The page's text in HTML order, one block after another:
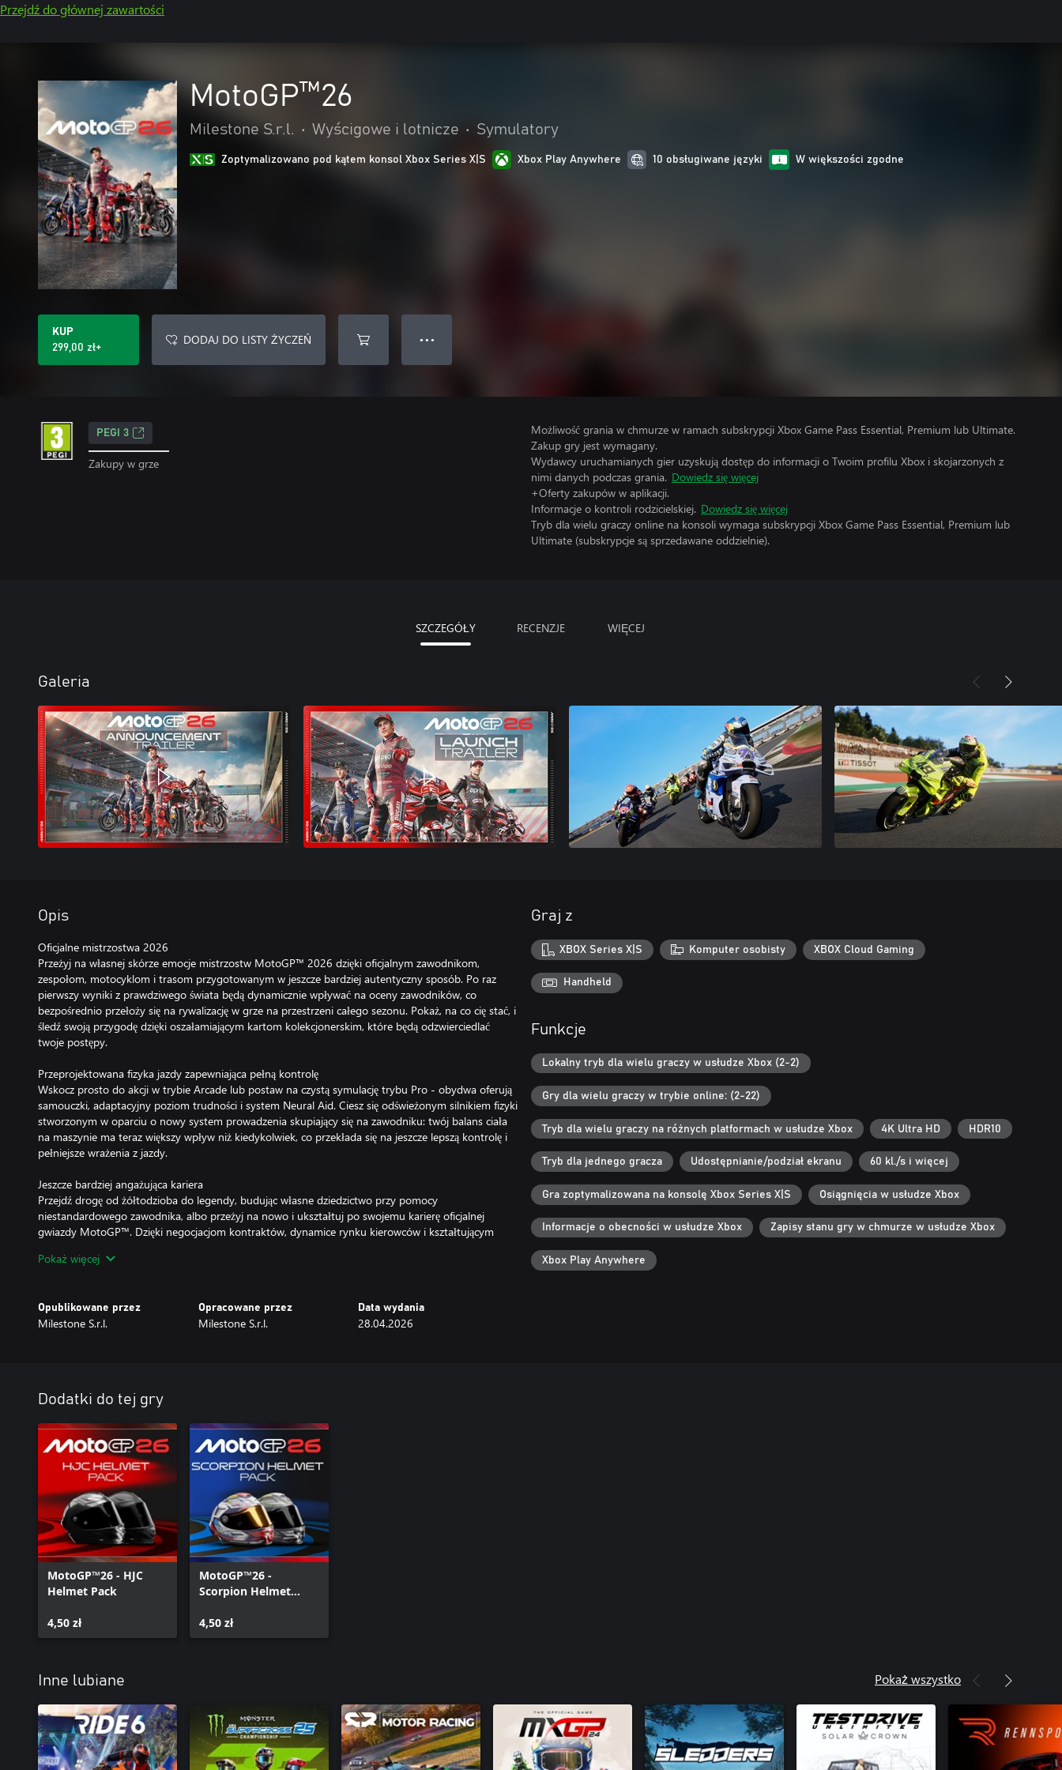
Przejdź do głównej zawartości
MotoGP™26
Milestone S.r.l. • Wyścigowe i lotnicze • Symulatory
Zoptymalizowano pod kątem konsol Xbox Series X|S Xbox Play Anywhere 10 obsługiwane języki W większości zgodne
KUP
299,00 zł+
DODAJ DO LISTY ŻYCZEŃ ● ● ●
PEGI 3
Zakupy w grze
Możliwość grania w chmurze w ramach subskrypcji Xbox Game Pass Essential, Premium lub Ultimate.
Zakup gry jest wymagany.
Wydawcy uruchamianych gier uzyskują dostęp do informacji o Twoim profilu Xbox i skojarzonych z
nimi danych podczas grania. Dowiedz się więcej
+Oferty zakupów w aplikacji.
Informacje o kontroli rodzicielskiej. Dowiedz się więcej
Tryb dla wielu graczy online na konsoli wymaga subskrypcji Xbox Game Pass Essential, Premium lub
Ultimate (subskrypcje są sprzedawane oddzielnie).
SZCZEGÓŁY RECENZJE WIĘCEJ
Galeria
Opis
Oficjalne mistrzostwa 2026
Przeżyj na własnej skórze emocje mistrzostw MotoGP™ 2026 dzięki oficjalnym zawodnikom,
zespołom, motocyklom i trasom przygotowanym w jeszcze bardziej autentyczny sposób. Po raz
pierwszy wyniki z prawdziwego świata będą dynamicznie wpływać na oceny zawodników, co
bezpośrednio przełoży się na rywalizację w grze na przestrzeni całego sezonu. Pokaż, na co cię stać, i
śledź swoją przygodę dzięki oszałamiającym kartom kolekcjonerskim, które będą odzwierciedlać
twoje postępy.
Przeprojektowana fizyka jazdy zapewniająca pełną kontrolę
Wskocz prosto do akcji w trybie Arcade lub postaw na czystą symulację trybu Pro - obydwa oferują
samouczki, adaptacyjny poziom trudności i system Neural Aid. Ciesz się odświeżonym silnikiem fizyki
stworzonym w oparciu o nowy system prowadzenia skupiający się na zawodniku: twój balans ciała
na maszynie ma teraz większy wpływ niż kiedykolwiek, co przekłada się na jeszcze lepszą kontrolę i
pełniejsze wrażenia z jazdy.
Jeszcze bardziej angażująca kariera
Przejdź drogę od żółtodzioba do legendy, budując własne dziedzictwo przy pomocy
niestandardowego zawodnika, albo przeżyj na nowo i ukształtuj po swojemu karierę oficjalnej
gwiazdy MotoGP™. Dzięki negocjacjom kontraktów, dynamice rynku kierowców i kształtującym
powiesz w mediach, będzie miało wpływ na nadchodzące wyzwania, a współpraca z poszczególnymi
Ćwicz i eksperymentuj
Czas na wspólną jazdę
Rywalizuj online w pełnej rozgrywce międzyplatformowej* i ścigaj się nawet z 21 innymi
zawodnikami w nowych poczekalniach online. Personalizuj swój wygląd dzięki zaawansowanym
edytorom graficznym i dziel się swoimi dziełami!
*Z wyjątkiem platformy Nintendo.
Pokaż więcej
Opublikowane przez
Milestone S.r.l.
Opracowane przez
Milestone S.r.l.
Data wydania
28.04.2026
Graj z
XBOX Series X|S Komputer osobisty XBOX Cloud Gaming
Handheld
Funkcje
Lokalny tryb dla wielu graczy w usłudze Xbox (2-2)
Gry dla wielu graczy w trybie online: (2-22)
Tryb dla wielu graczy na różnych platformach w usłudze Xbox 4K Ultra HD HDR10
Tryb dla jednego gracza Udostępnianie/podział ekranu 60 kl./s i więcej
Gra zoptymalizowana na konsolę Xbox Series X|S Osiągnięcia w usłudze Xbox
Informacje o obecności w usłudze Xbox Zapisy stanu gry w chmurze w usłudze Xbox
Xbox Play Anywhere
Dodatki do tej gry
MotoGP™26 - HJC
Helmet Pack
4,50 zł
MotoGP™26 -
Scorpion Helmet
4,50 zł
Inne lubiane Pokaż wszystko